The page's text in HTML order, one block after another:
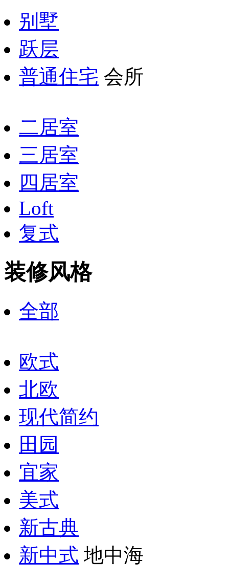
别墅
跃层
普通住宅 会所
二居室
三居室
四居室
Loft
复式
装修风格
全部
欧式
北欧
现代简约
田园
宜家
美式
新古典
新中式 地中海